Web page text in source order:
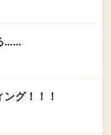
……
グ！！！